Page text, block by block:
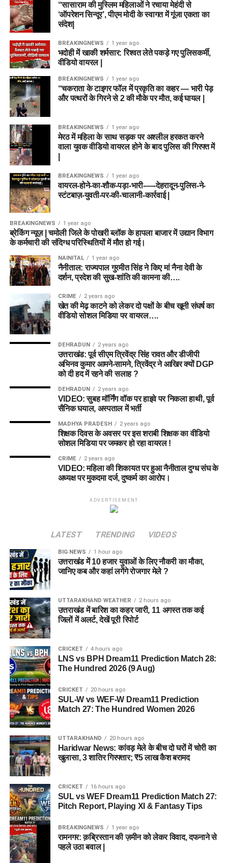
“सासाराम की मुस्लिम महिलाओं ने रचाया मेहंदी से
‘ऑपरेशन सिन्दूर’, पीएम मोदी के स्वागत में गूंजा एकता का
संदेश|
BREAKINGNEWS 1 year ago
भदोही में खाकी शर्मसार: रिश्वत लेते पकड़े गए पुलिसकर्मी,
वीडियो वायरल |
BREAKINGNEWS 1 year ago
“चकराता के टाइगर फॉल में प्रकृति का कहर — भारी पेड़
और पत्थरों के गिरने से 2 की मौके पर मौत, कई घायल |
BREAKINGNEWS 1 year ago
मेरठ में महिला के साथ सड़क पर अश्लील हरकत करने
वाला युवक वीडियो वायरल होने के बाद पुलिस की गिरफ्त में
BREAKINGNEWS 1 year ago
वायरल-होने-का-शौक-पड़ा-भारी-—-देहरादून-पुलिस-ने-
स्टंटबाज़-युवती-पर-की-चालानी-कार्रवाई |
BREAKINGNEWS 1 year ago
ब्रेकिंग न्यूज़ | चमोली जिले के पोखरी ब्लॉक के हापला बाजार में उद्यान विभाग
के कर्मचारी की संदिग्ध परिस्थितियों में मौत हो गई।
NAINITAL 1 year ago
नैनीताल: राज्यपाल गुरमीत सिंह ने किए मां नैना देवी के
दर्शन, प्रदेश की सुख-शांति की कामना की….
CRIME 2 years ago
खेत की मेढ़ काटने को लेकर दो पक्षों के बीच खूनी संघर्ष का
वीडियो सोशल मिडिया पर वायरल….
DEHRADUN 2 years ago
उत्तराखंड: पूर्व सीएम त्रिवेंद्र सिंह रावत और डीजीपी
अभिनव कुमार आमने-सामने, त्रिवेंद्र ने आखिर क्यों DGP
को दी हद में रहने की सलाह ?
DEHRADUN 2 years ago
VIDEO: सुबह मॉर्निंग वॉक पर हाइवे पर निकला हाथी, पूर्व
सैनिक घयाल, अस्पताल में भर्ती
MADHYA PRADESH 2 years ago
शिक्षक दिवस के अवसर पर इस शराबी शिक्षक का वीडियो
सोशल मिडिया पर जमकर हो रहा वायरल !
CRIME 2 years ago
VIDEO: महिला की शिकायत पर हुआ नैनीताल दुग्ध संघ के
अध्यक्ष पर मुकदमा दर्ज, दुष्कर्म का आरोप।
ADVERTISEMENT
LATEST TRENDING VIDEOS
BIG NEWS 1 hour ago
उत्तराखंड में 10 हजार युवाओं के लिए नौकरी का मौका,
जानिए कब और कहां लगेंगे रोजगार मेले ?
UTTARAKHAND WEATHER 2 hours ago
उत्तराखंड में बारिश का कहर जारी, 11 अगस्त तक कई
जिलों में अलर्ट, देखें पूरी रिपोर्ट
CRICKET 4 hours ago
LNS vs BPH Dream11 Prediction Match 28:
The Hundred 2026 (9 Aug)
CRICKET 20 hours ago
SUL-W vs WEF-W Dream11 Prediction
Match 27: The Hundred Women 2026
UTTARAKHAND 20 hours ago
Haridwar News: कांवड़ मेले के बीच दो घरों में चोरी का
खुलासा, 3 शातिर गिरफ्तार; ₹5 लाख कैश बरामद
CRICKET 16 hours ago
SUL vs WEF Dream11 Prediction Match 27:
Pitch Report, Playing XI & Fantasy Tips
BREAKINGNEWS 1 year ago
रामनगर: क़ब्रिस्तान की ज़मीन को लेकर विवाद, दफनाने से
पहले उठा बवाल |